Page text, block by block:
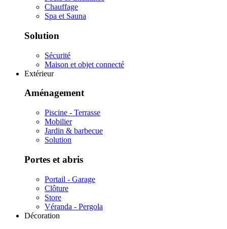
Chauffage
Spa et Sauna
Solution
Sécurité
Maison et objet connecté
Extérieur
Aménagement
Piscine - Terrasse
Mobilier
Jardin & barbecue
Solution
Portes et abris
Portail - Garage
Clôture
Store
Véranda - Pergola
Décoration